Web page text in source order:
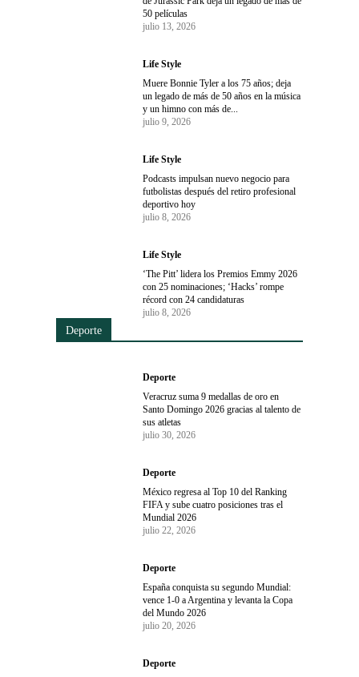
50 películas
julio 13, 2026
Life Style
Muere Bonnie Tyler a los 75 años; deja
un legado de más de 50 años en la música
y un himno con más de...
julio 9, 2026
Life Style
Podcasts impulsan nuevo negocio para
futbolistas después del retiro profesional
deportivo hoy
julio 8, 2026
Life Style
‘The Pitt’ lidera los Premios Emmy 2026
con 25 nominaciones; ‘Hacks’ rompe
récord con 24 candidaturas
julio 8, 2026
Deporte
Deporte
Veracruz suma 9 medallas de oro en
Santo Domingo 2026 gracias al talento de
sus atletas
julio 30, 2026
Deporte
México regresa al Top 10 del Ranking
FIFA y sube cuatro posiciones tras el
Mundial 2026
julio 22, 2026
Deporte
España conquista su segundo Mundial:
vence 1-0 a Argentina y levanta la Copa
del Mundo 2026
julio 20, 2026
Deporte